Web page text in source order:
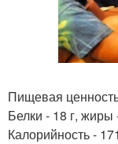
Пищевая
Белки - 18 г, жиры
Калорийность -